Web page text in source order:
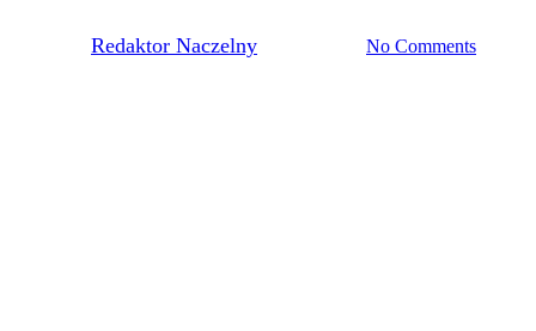
Redaktor Naczelny No Comments